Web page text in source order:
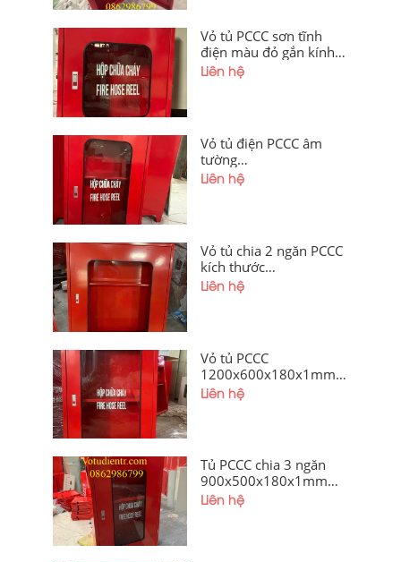
Vỏ tủ PCCC sơn tĩnh
điện màu đỏ gắn kính
600x400x200x1mm
giá xưởng Hà Nội, TP
Liên hệ
Vỏ tủ điện PCCC âm
tường
800x400x250mm chia
2 ngăn gắn kính
Liên hệ
Vỏ tủ chia 2 ngăn PCCC
kích thước
1200x500x250x0,8mm
sơn tĩnh điện màu đỏ
Liên hệ
Vỏ tủ PCCC
1200x600x180x1mm
sơn đỏ chia 2 ngăn gắn
kính giá xưởng Hà Nội
Liên hệ
Tủ PCCC chia 3 ngăn
900x500x180x1mm
cánh gắn kính giá tốt tại
Hà Nội
Liên hệ